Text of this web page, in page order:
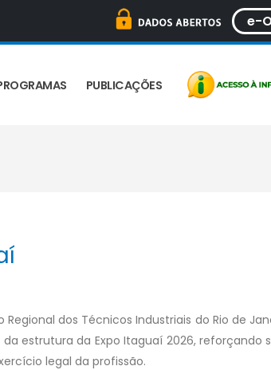
e-
PUBLICAÇÕES
dos Técnicos Industriais do Rio de
estrutura da Expo Itaguaí 2026, reforçando
legal da profissão.